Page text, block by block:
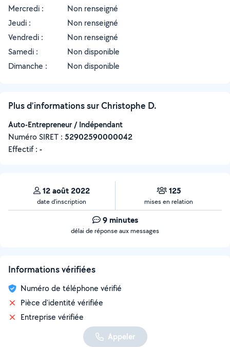
Mercredi :
Non renseigné
Jeudi :
Non renseigné
Vendredi :
Non renseigné
Samedi :
Non disponible
Dimanche :
Non disponible
Plus d’informations sur Christophe D.
Auto-Entrepreneur / Indépendant
Numéro SIRET : ‍52902590000042
Effectif : -
12 août 2022
date d’inscription
125
mises en relation
9 minutes
délai de réponse aux messages
Informations vérifiées
Numéro de téléphone vérifié
Pièce d'identité vérifiée
Entreprise vérifiée
Appeler